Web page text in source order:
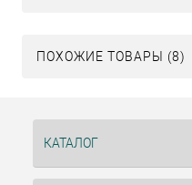
ПОХОЖИЕ ТОВАРЫ (8)
КАТАЛОГ